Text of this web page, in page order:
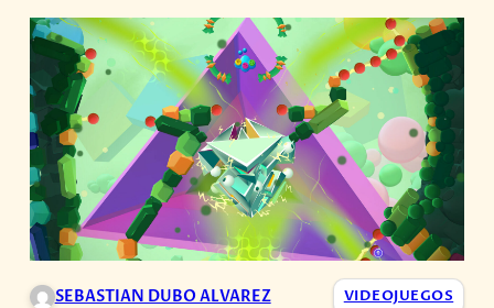
SEBASTIAN DUBO ALVAREZ
VIDEOJUEGOS